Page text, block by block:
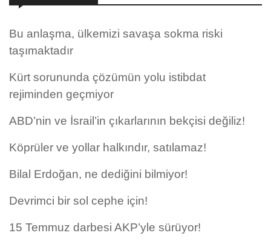
Bu anlaşma, ülkemizi savaşa sokma riski
taşımaktadır
Kürt sorununda çözümün yolu istibdat
rejiminden geçmiyor
ABD’nin ve İsrail’in çıkarlarının bekçisi değiliz!
Köprüler ve yollar halkındır, satılamaz!
Bilal Erdoğan, ne dediğini bilmiyor!
Devrimci bir sol cephe için!
15 Temmuz darbesi AKP’yle sürüyor!